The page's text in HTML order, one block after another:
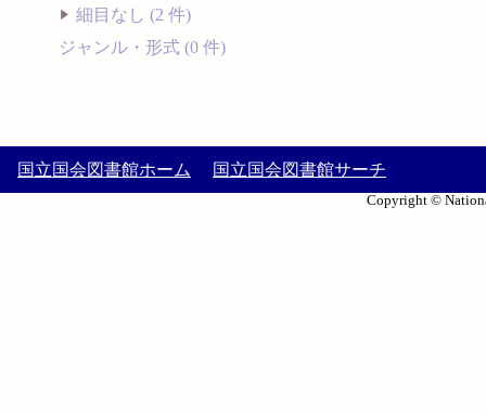
細目なし (2 件)
ジャンル・形式 (0 件)
国立国会図書館ホーム 国立国会図書館サーチ
Copyright ©